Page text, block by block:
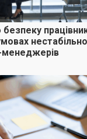
менеджерів